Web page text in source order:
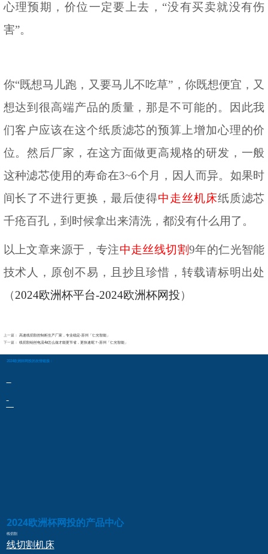
心理预期，价位一定要上去， “没有买卖就没有伤
害”。
你“既想马儿跑，又要马儿不吃草”，你既想便宜，又
想达到很高端产品的质量，那是不可能的。因此我
们客户应该在这个纸质滤芯的预算上增加心理的价
位。然后厂家，在这方面做更高规格的研发，一般
这种滤芯使用的寿命在3~6个月，因人而异。如果时
间长了不进行更换，最后使得中走丝机床纸质滤芯
千疮百孔，到时候拿出来清洗，都没有什么用了。
以上文章来源于，专注中走丝线切割9年的仁光智能
技术人，原创不易，且抄且珍惜，转载请标明出处
（2024欧洲杯平台-2024欧洲杯网投）
上一篇： 高速线切割控制柜生产厂家，专业稳定-苏州「仁光智能」
下一篇： 线切割钼丝电流4a怎么做才能更节省，更快速呢？-苏州「仁光智能」
2024欧洲杯网投的友情链接：
2024欧洲杯网投的产品中心
线切割
线切割机床